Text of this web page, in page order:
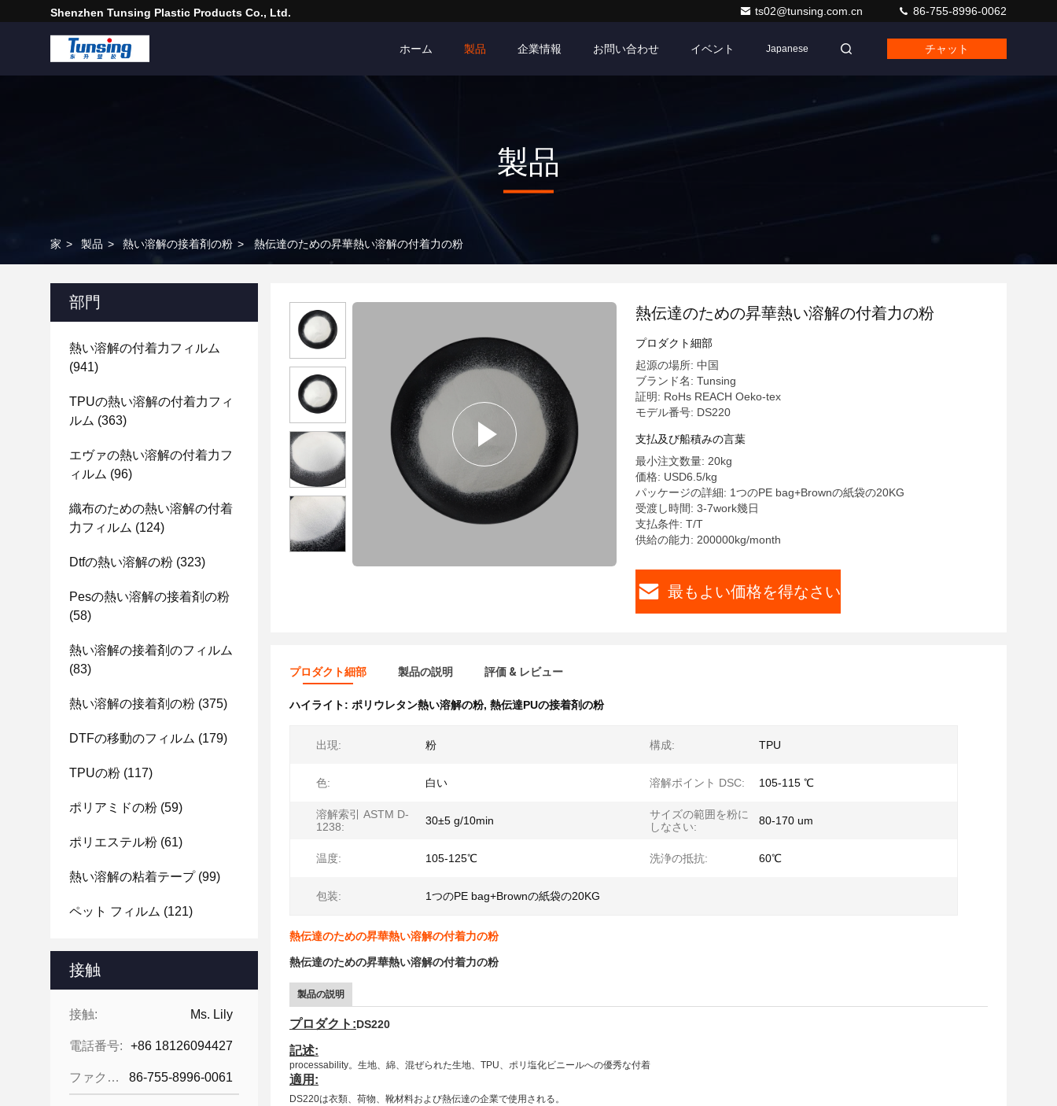
Shenzhen Tunsing Plastic Products Co., Ltd. ts02@tunsing.com.cn 86-755-8996-0062
ホーム 製品 企業情報 お問い合わせ イベント Japanese チャット
製品
家 > 製品 > 熱い溶解の接着剤の粉 > 熱伝達のための昇華熱い溶解の付着力の粉
部門
熱い溶解の付着力フィルム
(941)
TPUの熱い溶解の付着力フィ
ルム (363)
エヴァの熱い溶解の付着力フ
ィルム (96)
織布のための熱い溶解の付着
力フィルム (124)
Dtfの熱い溶解の粉 (323)
Pesの熱い溶解の接着剤の粉
(58)
熱い溶解の接着剤のフィルム
(83)
熱い溶解の接着剤の粉 (375)
DTFの移動のフィルム (179)
TPUの粉 (117)
ポリアミドの粉 (59)
ポリエステル粉 (61)
熱い溶解の粘着テープ(99)
ペット フィルム (121)
接触
接触: Ms. Lily
電話番号: +86 18126094427
ファクシミリ: 86-755-8996-0061
熱伝達のための昇華熱い溶解の付着力の粉
プロダクト細部
起源の場所: 中国
ブランド名: Tunsing
証明: RoHs REACH Oeko-tex
モデル番号: DS220
支払及び船積みの言葉
最小注文数量: 20kg
価格: USD6.5/kg
パッケージの詳細: 1つのPE bag+Brownの紙袋の20KG
受渡し時間: 3-7work幾日
支払条件: T/T
供給の能力: 200000kg/month
最もよい価格を得なさい
プロダクト細部 製品の説明 評価 & レビュー
ハイライト: ポリウレタン熱い溶解の粉, 熱伝達PUの接着剤の粉
出現: 粉 構成: TPU
色: 白い 溶解ポイント DSC: 105-115 ℃
溶解索引 ASTM D-
1238:
30±5 g/10min
サイズの範囲を粉に
しなさい:
80-170 um
温度: 105-125℃ 洗浄の抵抗: 60℃
包装: 1つのPE bag+Brownの紙袋の20KG
熱伝達のための昇華熱い溶解の付着力の粉
熱伝達のための昇華熱い溶解の付着力の粉
製品の説明
プロダクト:DS220
記述:
processability。生地、綿、混ぜられた生地、TPU、ポリ塩化ビニールへの優秀な付着
適用:
DS220は衣類、荷物、靴材料および熱伝達の企業で使用される。